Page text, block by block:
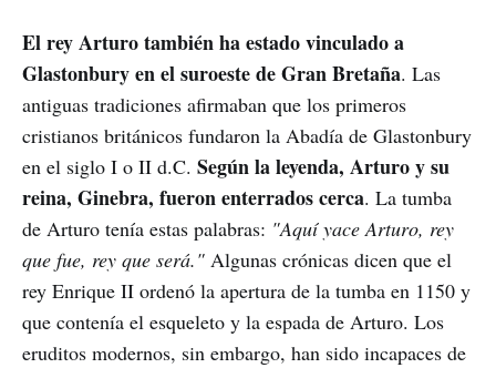
El rey Arturo también ha estado vinculado a
Glastonbury en el suroeste de Gran Bretaña. Las
antiguas tradiciones afirmaban que los primeros
cristianos británicos fundaron la Abadía de Glastonbury
en el siglo I o II d.C. Según la leyenda, Arturo y su
reina, Ginebra, fueron enterrados cerca. La tumba
de Arturo tenía estas palabras: "Aquí yace Arturo, rey
que fue, rey que será." Algunas crónicas dicen que el
rey Enrique II ordenó la apertura de la tumba en 1150 y
que contenía el esqueleto y la espada de Arturo. Los
eruditos modernos, sin embargo, han sido incapaces de